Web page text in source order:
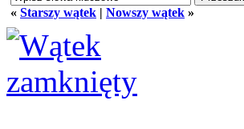
« Starszy wątek | Nowszy wątek »